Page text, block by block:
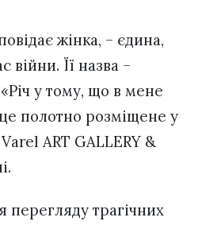
жінка, – єдина,
війни. Її назва –
у тому, що в мене
полотно розміщене у
ART GALLERY &
перегляду трагічних